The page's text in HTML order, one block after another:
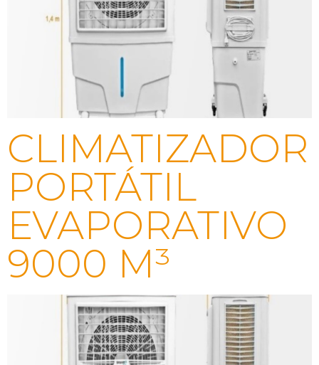
CLIMATIZADOR
PORTÁTIL
EVAPORATIVO
9000 M³